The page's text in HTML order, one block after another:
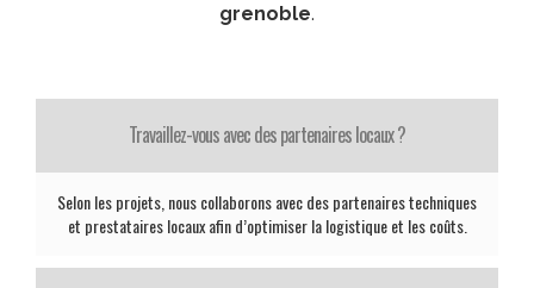
grenoble.
Travaillez-vous avec des partenaires locaux ?
Selon les projets, nous collaborons avec des partenaires techniques
et prestataires locaux afin d’optimiser la logistique et les coûts.